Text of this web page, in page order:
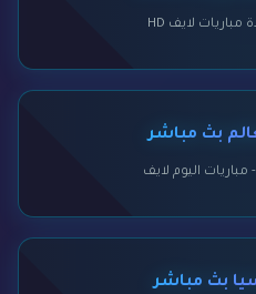
بث مباشر
بث مباشر